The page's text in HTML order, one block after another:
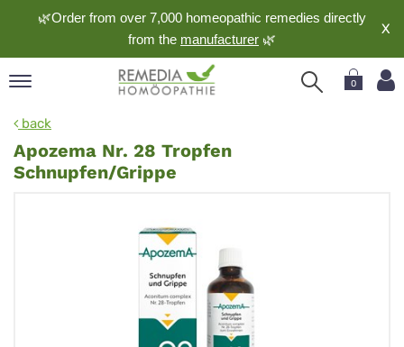
🌿Order from over 7,000 homeopathic remedies directly
from the manufacturer 🌿
X
0
back
Apozema Nr. 28 Tropfen
Schnupfen/Grippe